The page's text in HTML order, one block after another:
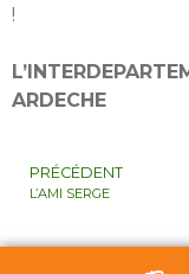
!
ARDECHE
PRÉCÉDENT
L’AMI SERGE